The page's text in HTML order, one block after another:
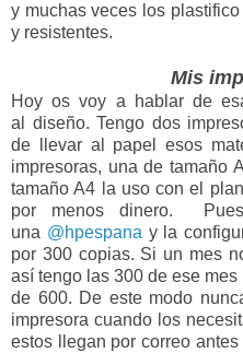
y muchas veces los
y resistentes.
Mis
Hoy os voy a hablar de
al diseño. Tengo dos
de llevar al papel esos
impresoras, una de tamaño
tamaño A4 la uso con el
por menos dinero.
una @hpespana y la
por 300 copias. Si un mes
así tengo las 300 de ese
de 600. De este modo
impresora cuando los
estos llegan por correo